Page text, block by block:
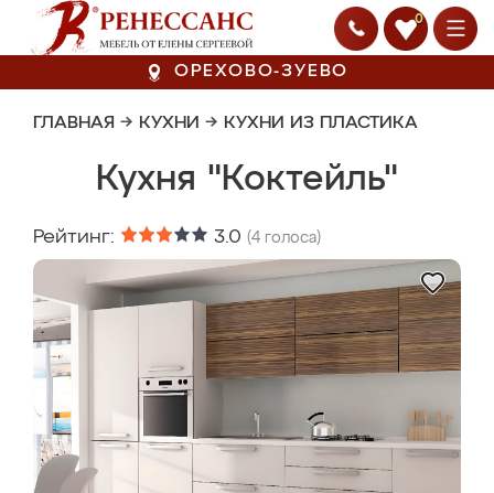
0
ОРЕХОВО-ЗУЕВО
ГЛАВНАЯ → КУХНИ → КУХНИ ИЗ ПЛАСТИКА
Кухня "Коктейль"
Рейтинг: 3.0 (4 голоса)